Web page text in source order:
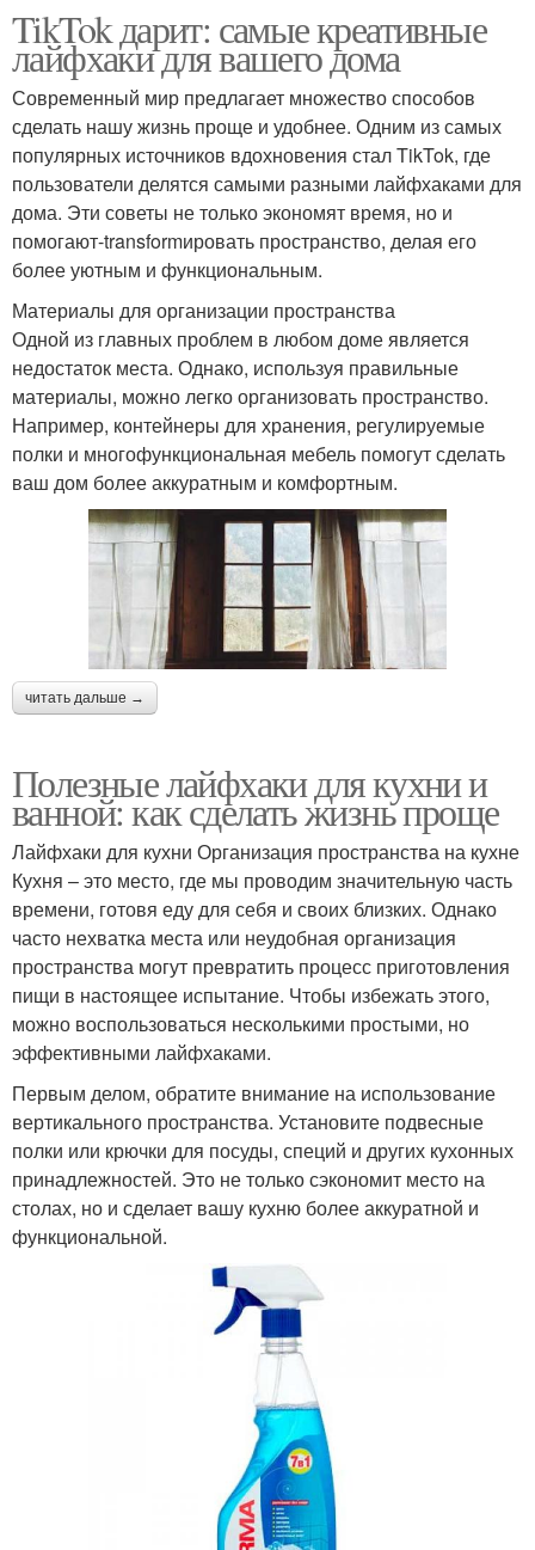
TikTok дарит: самые креативные
лайфхаки для вашего дома
Современный мир предлагает множество способов
сделать нашу жизнь проще и удобнее. Одним из самых
популярных источников вдохновения стал TikTok, где
пользователи делятся самыми разными лайфхаками для
дома. Эти советы не только экономят время, но и
помогают-transformировать пространство, делая его
более уютным и функциональным.
Материалы для организации пространства
Одной из главных проблем в любом доме является
недостаток места. Однако, используя правильные
материалы, можно легко организовать пространство.
Например, контейнеры для хранения, регулируемые
полки и многофункциональная мебель помогут сделать
ваш дом более аккуратным и комфортным.
читать дальше →
Полезные лайфхаки для кухни и
ванной: как сделать жизнь проще
Лайфхаки для кухни Организация пространства на кухне
Кухня – это место, где мы проводим значительную часть
времени, готовя еду для себя и своих близких. Однако
часто нехватка места или неудобная организация
пространства могут превратить процесс приготовления
пищи в настоящее испытание. Чтобы избежать этого,
можно воспользоваться несколькими простыми, но
эффективными лайфхаками.
Первым делом, обратите внимание на использование
вертикального пространства. Установите подвесные
полки или крючки для посуды, специй и других кухонных
принадлежностей. Это не только сэкономит место на
столах, но и сделает вашу кухню более аккуратной и
функциональной.